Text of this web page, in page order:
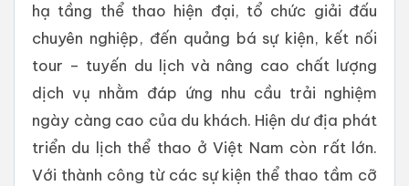
hạ tầng thể thao hiện đại, tổ chức giải đấu
chuyên nghiệp, đến quảng bá sự kiện, kết nối
tour – tuyến du lịch và nâng cao chất lượng
dịch vụ nhằm đáp ứng nhu cầu trải nghiệm
ngày càng cao của du khách. Hiện dư địa phát
triển du lịch thể thao ở Việt Nam còn rất lớn.
Với thành công từ các sự kiện thể thao tầm cỡ